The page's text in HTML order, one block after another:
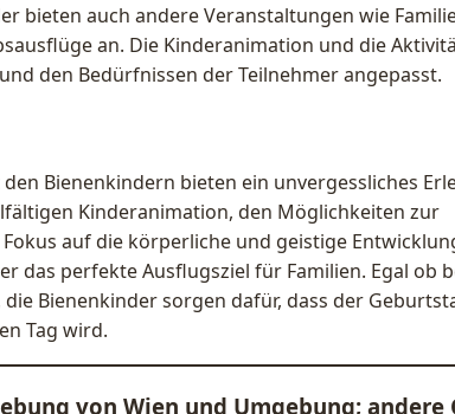
bieten auch andere Veranstaltungen wie
an. Die Kinderanimation und die
den Bedürfnissen der Teilnehmer angepasst.
Bienenkindern bieten ein unvergessliches
Kinderanimation, den Möglichkeiten zur
auf die körperliche und geistige
das perfekte Ausflugsziel für Familien. Egal ob
Bienenkinder sorgen dafür, dass der
Tag wird.
von Wien und Umgebung;